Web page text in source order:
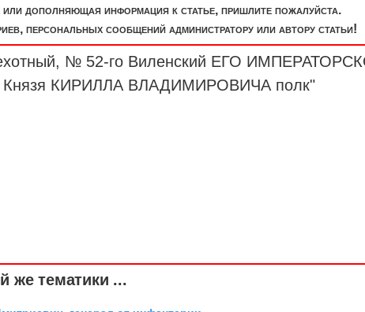
дополняющая информация к статье, пришлите пожалуйста.
персональных сообщений администратору или автору статьи!
№ 52-го Виленский ЕГО
Князя КИРИЛЛА ВЛАДИМИРОВИЧА полк"
же тематики ...